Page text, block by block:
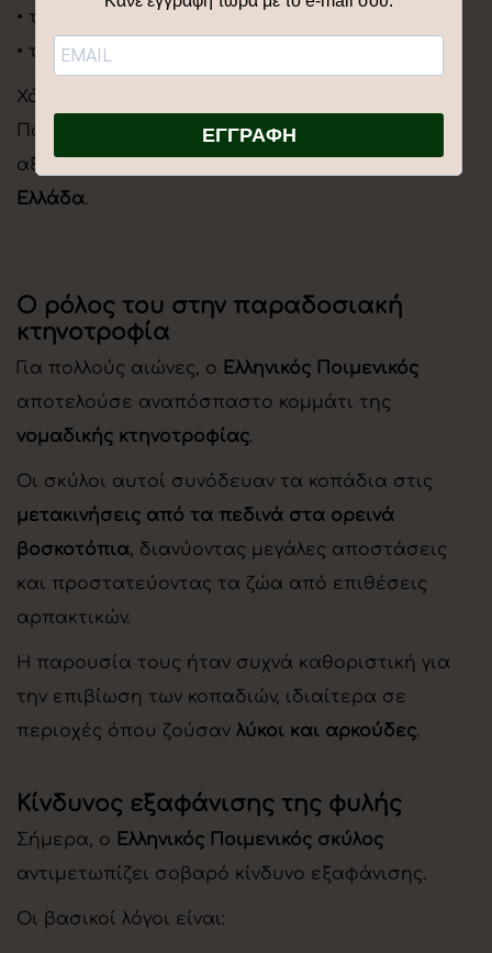
• την
• τηναφοσίωση στον ιδιοκτήτη και το κοπάδι
Χάρη σε αυτές τις ιδιότητες, ο Ελληνικός
Ποιμενικός εξελίχθηκε σε έναν από τους πιο
αξιόπιστους
Ελλάδα.
Ο ρόλος του στην παραδοσιακή
κτηνοτροφία
Για πολλούς αιώνες, ο Ελληνικός Ποιμενικός
αποτελούσε αναπόσπαστο κομμάτι της
νομαδικής κτηνοτροφίας.
Οι σκύλοι αυτοί συνόδευαν τα κοπάδια στις
μετακινήσεις από τα πεδινά στα ορεινά
βοσκοτόπια, διανύοντας μεγάλες αποστάσεις
και προστατεύοντας τα ζώα από επιθέσεις
αρπακτικών.
Η παρουσία τους ήταν συχνά καθοριστική για
την επιβίωση των κοπαδιών, ιδιαίτερα σε
περιοχές όπου ζούσαν λύκοι και αρκούδες.
Κίνδυνος εξαφάνισης της φυλής
Σήμερα, ο Ελληνικός Ποιμενικός σκύλος
αντιμετωπίζει σοβαρό κίνδυνο εξαφάνισης.
Οι βασικοί λόγοι είναι:
ΕΓΓΡΑΦΗ